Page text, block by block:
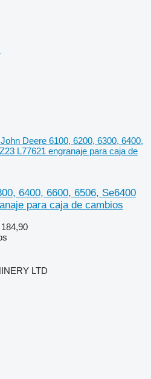
John Deere 6100, 6200, 6300, 6400,
L77621 engranaje para caja de
6400, 6600, 6506, Se6400
para caja de cambios
LTD